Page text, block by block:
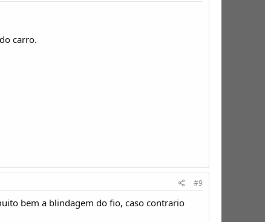
carro.
#9
bem a blindagem do fio, caso contrario